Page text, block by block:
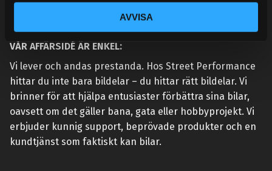
AVVISA
VÅR AFFÄRSIDÉ ÄR ENKEL:
Vi lever och andas prestanda. Hos Street Performance
hittar du inte bara bildelar – du hittar rätt bildelar. Vi
brinner för att hjälpa entusiaster förbättra sina bilar,
oavsett om det gäller bana, gata eller hobbyprojekt. Vi
erbjuder kunnig support, beprövade produkter och en
kundtjänst som faktiskt kan bilar.